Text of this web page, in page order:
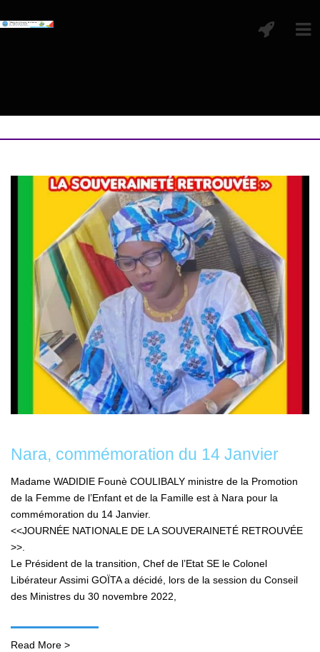
Nara, commémoration du 14 Janvier
Madame WADIDIE Founè COULIBALY ministre de la Promotion
de la Femme de l’Enfant et de la Famille est à Nara pour la
commémoration du 14 Janvier.
<<JOURNÉE NATIONALE DE LA SOUVERAINETÉ RETROUVÉE
>>.
Le Président de la transition, Chef de l’Etat SE le Colonel
Libérateur Assimi GOÏTA a décidé, lors de la session du Conseil
des Ministres du 30 novembre 2022,
Read More >